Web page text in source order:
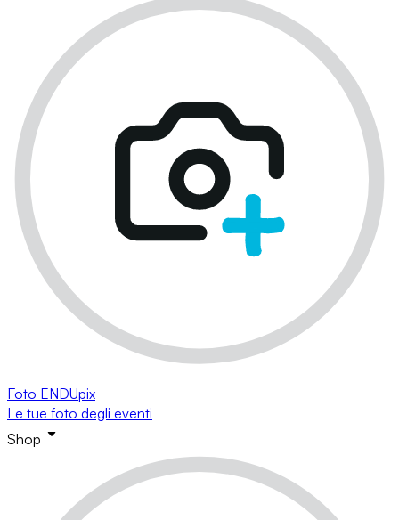
Foto ENDUpix
Le tue foto degli eventi
Shop